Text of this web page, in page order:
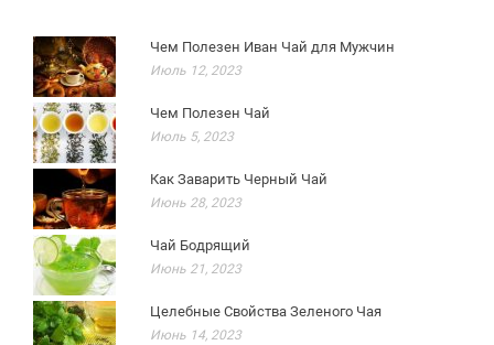
Чем Полезен Иван Чай для Мужчин
Июль 12, 2023
Чем Полезен Чай
Июль 5, 2023
Как Заварить Черный Чай
Июнь 28, 2023
Чай Бодрящий
Июнь 21, 2023
Целебные Свойства Зеленого Чая
Июнь 14, 2023